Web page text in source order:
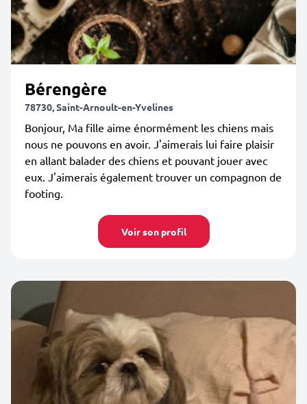
Bérengère
78730, Saint-Arnoult-en-Yvelines
Bonjour, Ma fille aime énormément les chiens mais
nous ne pouvons en avoir. J'aimerais lui faire plaisir
en allant balader des chiens et pouvant jouer avec
eux. J'aimerais également trouver un compagnon de
footing.
Voir son profil